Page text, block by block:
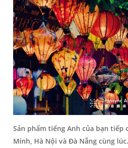
Sản phẩm tiếng Anh của bạn tiếp
Minh, Hà Nội và Đà Nẵng cùng